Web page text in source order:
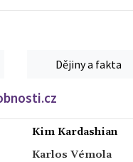
Dějiny a fakta
Kim Kardashian
Karlos Vémola